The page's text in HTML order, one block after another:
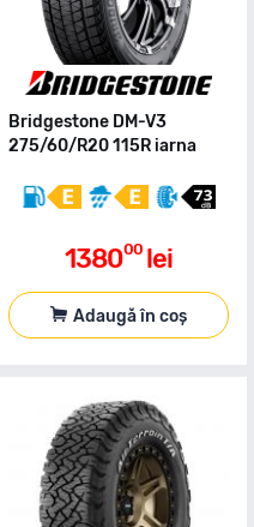
Bridgestone DM-V3
275/60/R20 115R iarna
138000 lei
Adaugă în coș